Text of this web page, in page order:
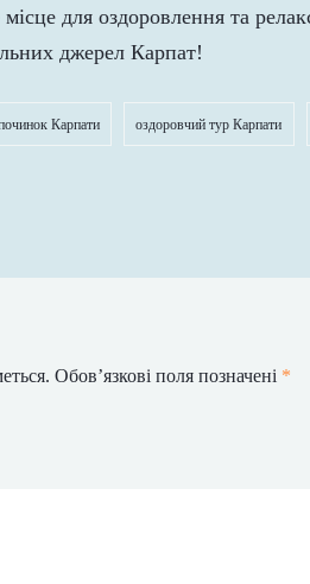
для оздоровлення та
джерел Карпат!
Карпати оздоровчий тур Карпати
Обов’язкові поля позначені *